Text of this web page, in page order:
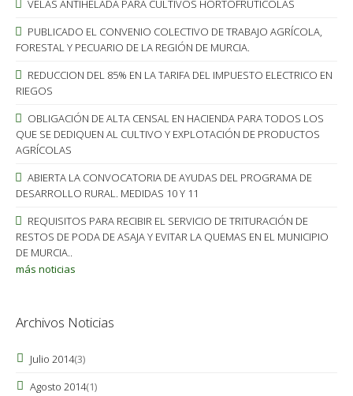
VELAS ANTIHELADA PARA CULTIVOS HORTOFRUTICOLAS
PUBLICADO EL CONVENIO COLECTIVO DE TRABAJO AGRÍCOLA,
FORESTAL Y PECUARIO DE LA REGIÓN DE MURCIA.
REDUCCION DEL 85% EN LA TARIFA DEL IMPUESTO ELECTRICO EN
RIEGOS
OBLIGACIÓN DE ALTA CENSAL EN HACIENDA PARA TODOS LOS
QUE SE DEDIQUEN AL CULTIVO Y EXPLOTACIÓN DE PRODUCTOS
AGRÍCOLAS
ABIERTA LA CONVOCATORIA DE AYUDAS DEL PROGRAMA DE
DESARROLLO RURAL. MEDIDAS 10 Y 11
REQUISITOS PARA RECIBIR EL SERVICIO DE TRITURACIÓN DE
RESTOS DE PODA DE ASAJA Y EVITAR LA QUEMAS EN EL MUNICIPIO
DE MURCIA..
más noticias
Archivos Noticias
Julio 2014(3)
Agosto 2014(1)